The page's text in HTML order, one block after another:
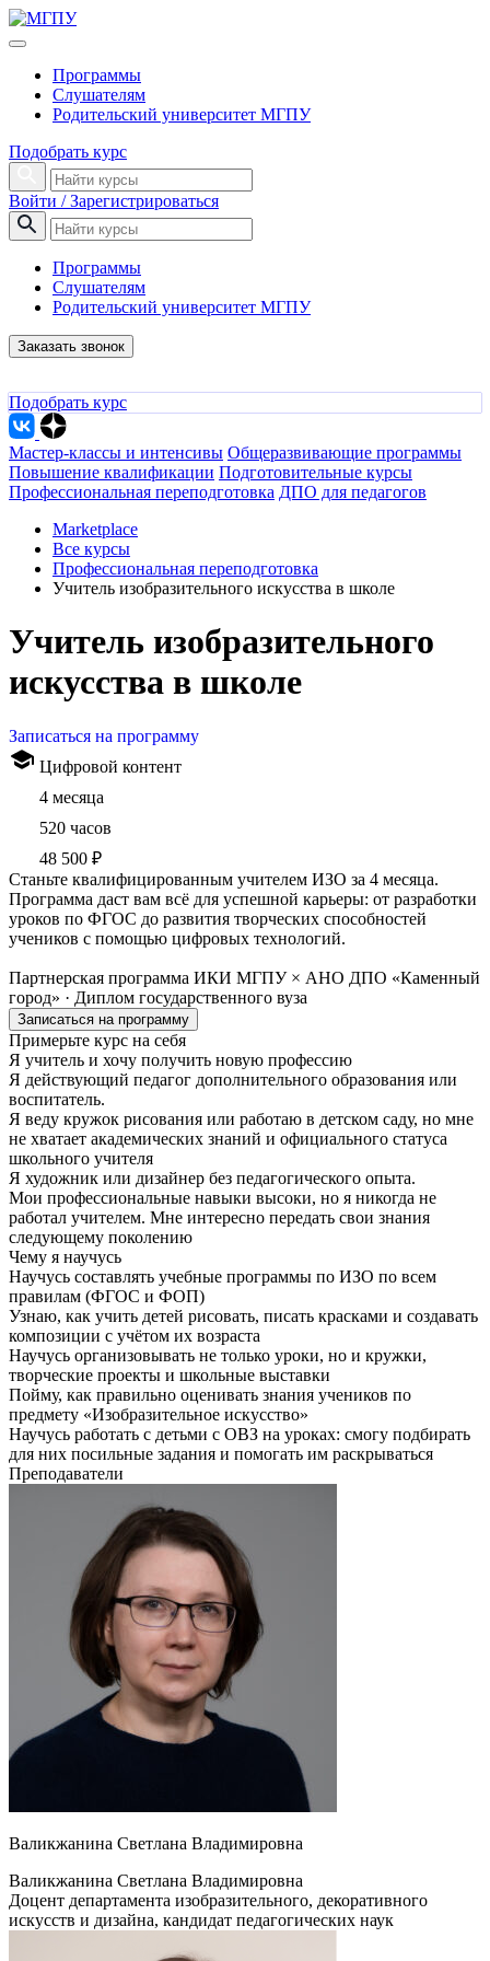
Программы
Слушателям
Родительский университет МГПУ
Подобрать курс
Войти / Зарегистрироваться
Программы
Слушателям
Родительский университет МГПУ
Заказать звонок
Подобрать курс
Мастер-классы и интенсивы Общеразвивающие программы
Повышение квалификации Подготовительные курсы
Профессиональная переподготовка ДПО для педагогов
Marketplace
Все курсы
Профессиональная переподготовка
Учитель изобразительного искусства в школе
Учитель изобразительного
искусства в школе
Записаться на программу
Цифровой контент
4 месяца
520 часов
48 500 ₽
Станьте квалифицированным учителем ИЗО за 4 месяца.
Программа даст вам всё для успешной карьеры: от разработки
уроков по ФГОС до развития творческих способностей
учеников с помощью цифровых технологий.
Партнерская программа ИКИ МГПУ × АНО ДПО «Каменный
город» · Диплом государственного вуза
Записаться на программу
Примерьте курс на себя
Я учитель и хочу получить новую профессию
Я действующий педагог дополнительного образования или
воспитатель.
Я веду кружок рисования или работаю в детском саду, но мне
не хватает академических знаний и официального статуса
школьного учителя
Я художник или дизайнер без педагогического опыта.
Мои профессиональные навыки высоки, но я никогда не
работал учителем. Мне интересно передать свои знания
следующему поколению
Чему я научусь
Научусь составлять учебные программы по ИЗО по всем
правилам (ФГОС и ФОП)
Узнаю, как учить детей рисовать, писать красками и создавать
композиции с учётом их возраста
Научусь организовывать не только уроки, но и кружки,
творческие проекты и школьные выставки
Пойму, как правильно оценивать знания учеников по
предмету «Изобразительное искусство»
Научусь работать с детьми с ОВЗ на уроках: смогу подбирать
для них посильные задания и помогать им раскрываться
Преподаватели
Валикжанина Светлана Владимировна
Валикжанина Светлана Владимировна
Доцент департамента изобразительного, декоративного
искусств и дизайна, кандидат педагогических наук